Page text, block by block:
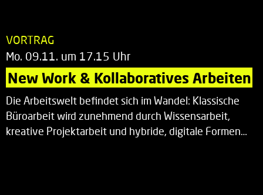
VORTRAG
Mo. 09.11. um 17.15 Uhr
New Work & Kollaboratives Arbeiten
Die Arbeitswelt befindet sich im Wandel: Klassische
Büroarbeit wird zunehmend durch Wissensarbeit,
kreative Projektarbeit und hybride, digitale Formen…